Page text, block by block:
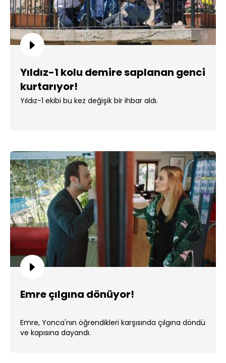
Yıldız-1 kolu demire saplanan genci
kurtarıyor!
Yıldız-1 ekibi bu kez değişik bir ihbar aldı.
Emre çılgına dönüyor!
Emre, Yonca'nın öğrendikleri karşısında çılgına döndü
ve kapısına dayandı.